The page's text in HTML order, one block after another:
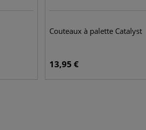
Couteaux à palette Catalyst
13,95 €